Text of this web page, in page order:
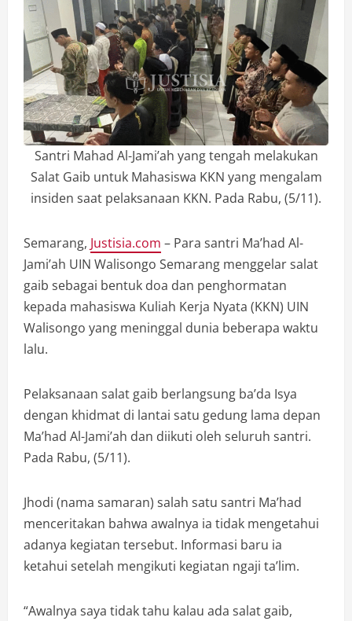
Santri Mahad Al-Jami’ah yang tengah melakukan
Salat Gaib untuk Mahasiswa KKN yang mengalam
insiden saat pelaksanaan KKN. Pada Rabu, (5/11).
Semarang, Justisia.com – Para santri Ma’had Al-
Jami’ah UIN Walisongo Semarang menggelar salat
gaib sebagai bentuk doa dan penghormatan
kepada mahasiswa Kuliah Kerja Nyata (KKN) UIN
Walisongo yang meninggal dunia beberapa waktu
lalu.
Pelaksanaan salat gaib berlangsung ba’da Isya
dengan khidmat di lantai satu gedung lama depan
Ma’had Al-Jami’ah dan diikuti oleh seluruh santri.
Pada Rabu, (5/11).
Jhodi (nama samaran) salah satu santri Ma’had
menceritakan bahwa awalnya ia tidak mengetahui
adanya kegiatan tersebut. Informasi baru ia
ketahui setelah mengikuti kegiatan ngaji ta’lim.
“Awalnya saya tidak tahu kalau ada salat gaib,